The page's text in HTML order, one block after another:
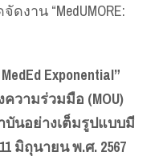
งาน “MedUMORE:
Exponential”
ามร่วมมือ (MOU)
บันอย่างเต็มรูปแบบมี
มิถุนายน พ.ศ. 2567